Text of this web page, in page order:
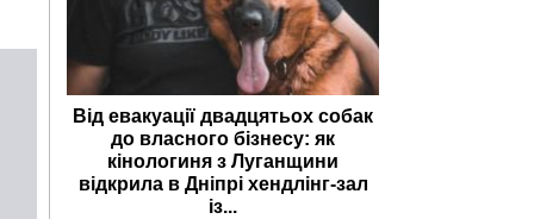
Від евакуації двадцятьох собак
до власного бізнесу: як
кінологиня з Луганщини
відкрила в Дніпрі хендлінг-зал
із...